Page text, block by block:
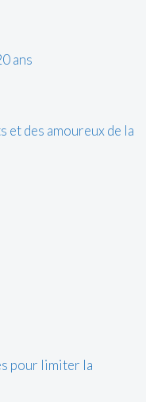
ans
et des amoureux de la
pour limiter la